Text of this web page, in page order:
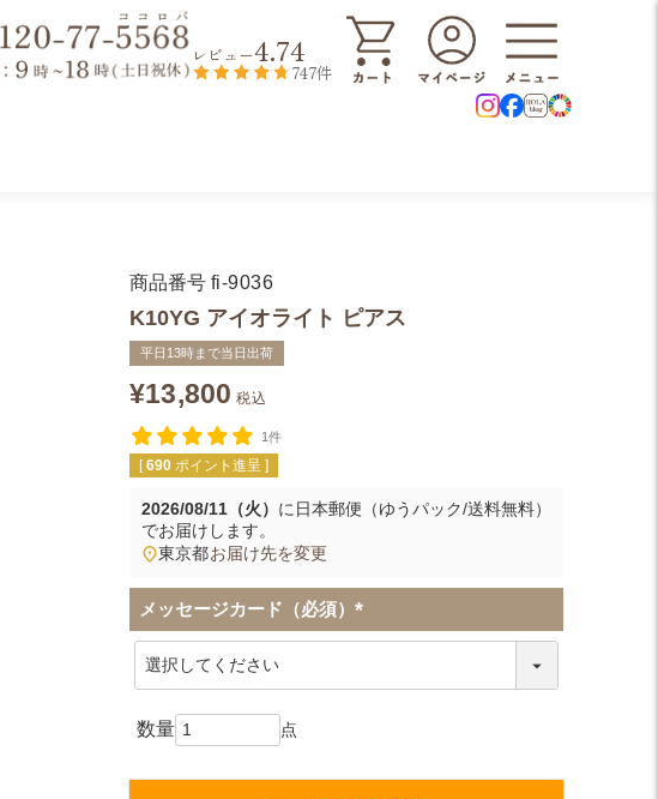
レビュー4.74
747件
商品番号 fi-9036
K10YG アイオライト ピアス
平日13時まで当日出荷
¥13,800 税込
1件
[ 690 ポイント進呈 ]
2026/08/11（火） に 日本郵便（ゆうパック/送料無料）
でお届けします。
東京都お届け先を変更
メッセージカード（必須）
(